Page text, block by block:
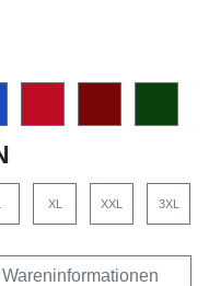
XL XXL 3XL
Wareninformationen